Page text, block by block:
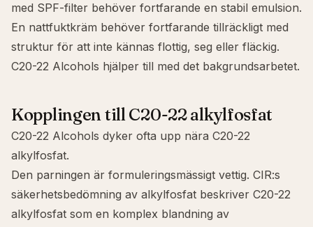
med SPF-filter behöver fortfarande en stabil emulsion.
En nattfuktkräm behöver fortfarande tillräckligt med
struktur för att inte kännas flottig, seg eller fläckig.
C20-22 Alcohols hjälper till med det bakgrundsarbetet.
Kopplingen till C20-22 alkylfosfat
C20-22 Alcohols dyker ofta upp nära C20-22
alkylfosfat.
Den parningen är formuleringsmässigt vettig. CIR:s
säkerhetsbedömning av alkylfosfat beskriver C20-22
alkylfosfat som en komplex blandning av